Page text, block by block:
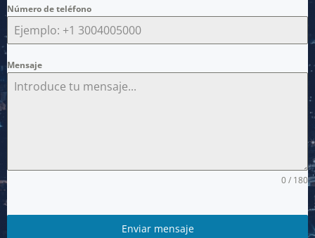
Número de teléfono
Mensaje
0 / 180
Enviar mensaje